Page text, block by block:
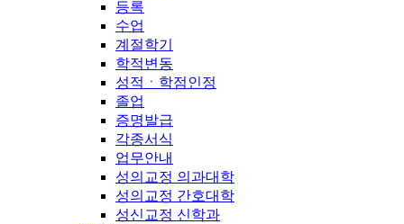
등록
수업
계절학기
학적변동
성적ㆍ학점인정
졸업
증명발급
각종서식
업무안내
성의교정 의과대학
성의교정 간호대학
성신교정 신학과